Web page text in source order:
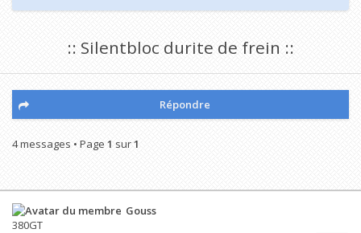
:: Silentbloc durite de frein ::
Répondre
4 messages • Page 1 sur1
Gouss
380GT